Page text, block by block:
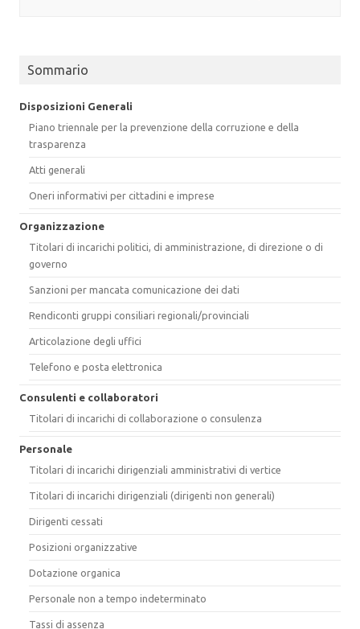
Sommario
Disposizioni Generali
Piano triennale per la prevenzione della corruzione e della
trasparenza
Atti generali
Oneri informativi per cittadini e imprese
Organizzazione
Titolari di incarichi politici, di amministrazione, di direzione o di
governo
Sanzioni per mancata comunicazione dei dati
Rendiconti gruppi consiliari regionali/provinciali
Articolazione degli uffici
Telefono e posta elettronica
Consulenti e collaboratori
Titolari di incarichi di collaborazione o consulenza
Personale
Titolari di incarichi dirigenziali amministrativi di vertice
Titolari di incarichi dirigenziali (dirigenti non generali)
Dirigenti cessati
Posizioni organizzative
Dotazione organica
Personale non a tempo indeterminato
Tassi di assenza